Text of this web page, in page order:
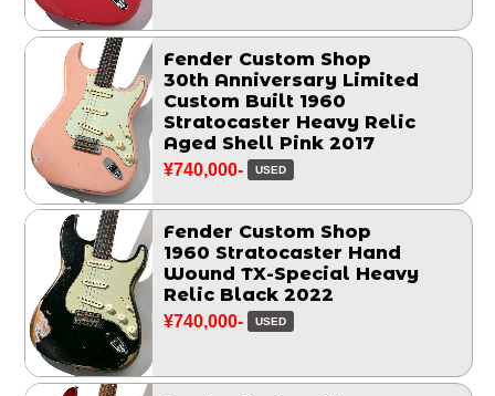
Fender Custom Shop
30th Anniversary Limited
Custom Built 1960
Stratocaster Heavy Relic
Aged Shell Pink 2017
¥740,000- USED
Fender Custom Shop
1960 Stratocaster Hand
Wound TX-Special Heavy
Relic Black 2022
¥740,000- USED